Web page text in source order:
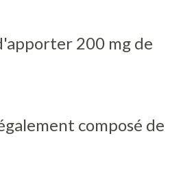
200 mg de
composé de